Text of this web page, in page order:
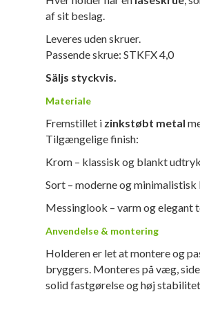
af sit beslag.
Leveres uden skruer.
Passende skrue: STKFX 4,0
Säljs styckvis.
Materiale
Fremstillet i zinkstøbt metal
Tilgængelige finish:
Krom – klassisk og blankt
Sort – moderne og minimalistisk
Messinglook – varm og elegant
Anvendelse & montering
Holderen er let at montere og
bryggers. Monteres på væg,
solid fastgørelse og høj